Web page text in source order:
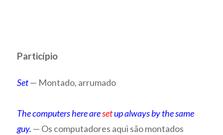
Particípio
Set— Montado, arrumado
The computers here aresetup always by the same
guy. — Os computadores aqui são montados